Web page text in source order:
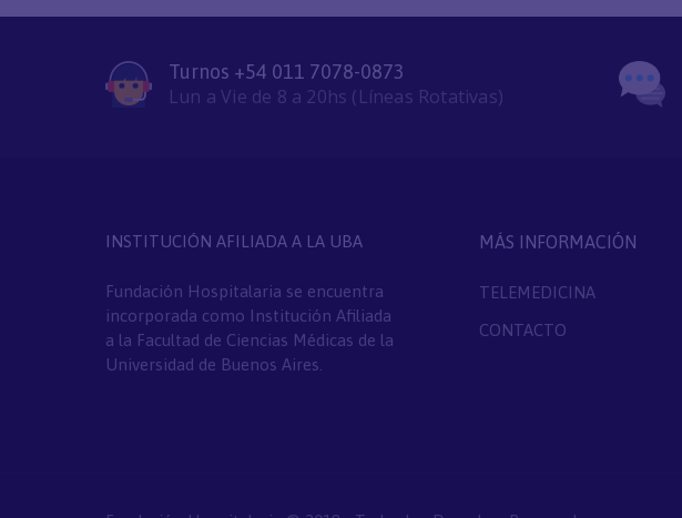
Turnos +54 011 7078-0873
Lun a Vie de 8 a 20hs (Líneas Rotativas)
INSTITUCIÓN AFILIADA A LA UBA
Fundación Hospitalaria se encuentra
incorporada como Institución Afiliada
a la Facultad de Ciencias Médicas de la
Universidad de Buenos Aires.
MÁS INFORMACIÓN
TELEMEDICINA
CONTACTO